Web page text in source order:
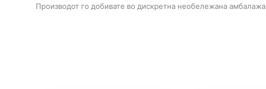
Производот го добивате во дискретна необележана амбалажа